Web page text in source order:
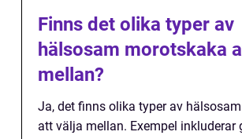
Finns det olika typer av
hälsosam morotskaka
mellan?
Ja, det finns olika typer av
att välja mellan. Exempel inkluderar